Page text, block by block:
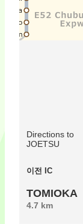
Directions to
JOETSU
이전 IC
TOMIOKA
4.7 km